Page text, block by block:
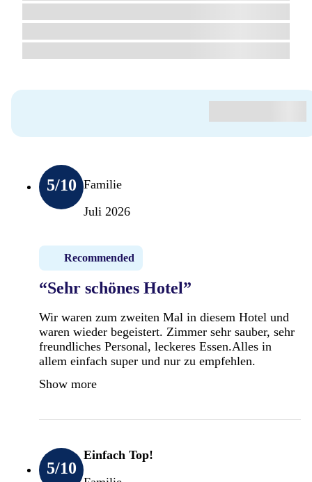
5/10 Familie
Juli 2026
Recommended
“Sehr schönes Hotel”
Wir waren zum zweiten Mal in diesem Hotel und
waren wieder begeistert. Zimmer sehr sauber, sehr
freundliches Personal, leckeres Essen.Alles in
allem einfach super und nur zu empfehlen.
Show more
5/10
Einfach Top!